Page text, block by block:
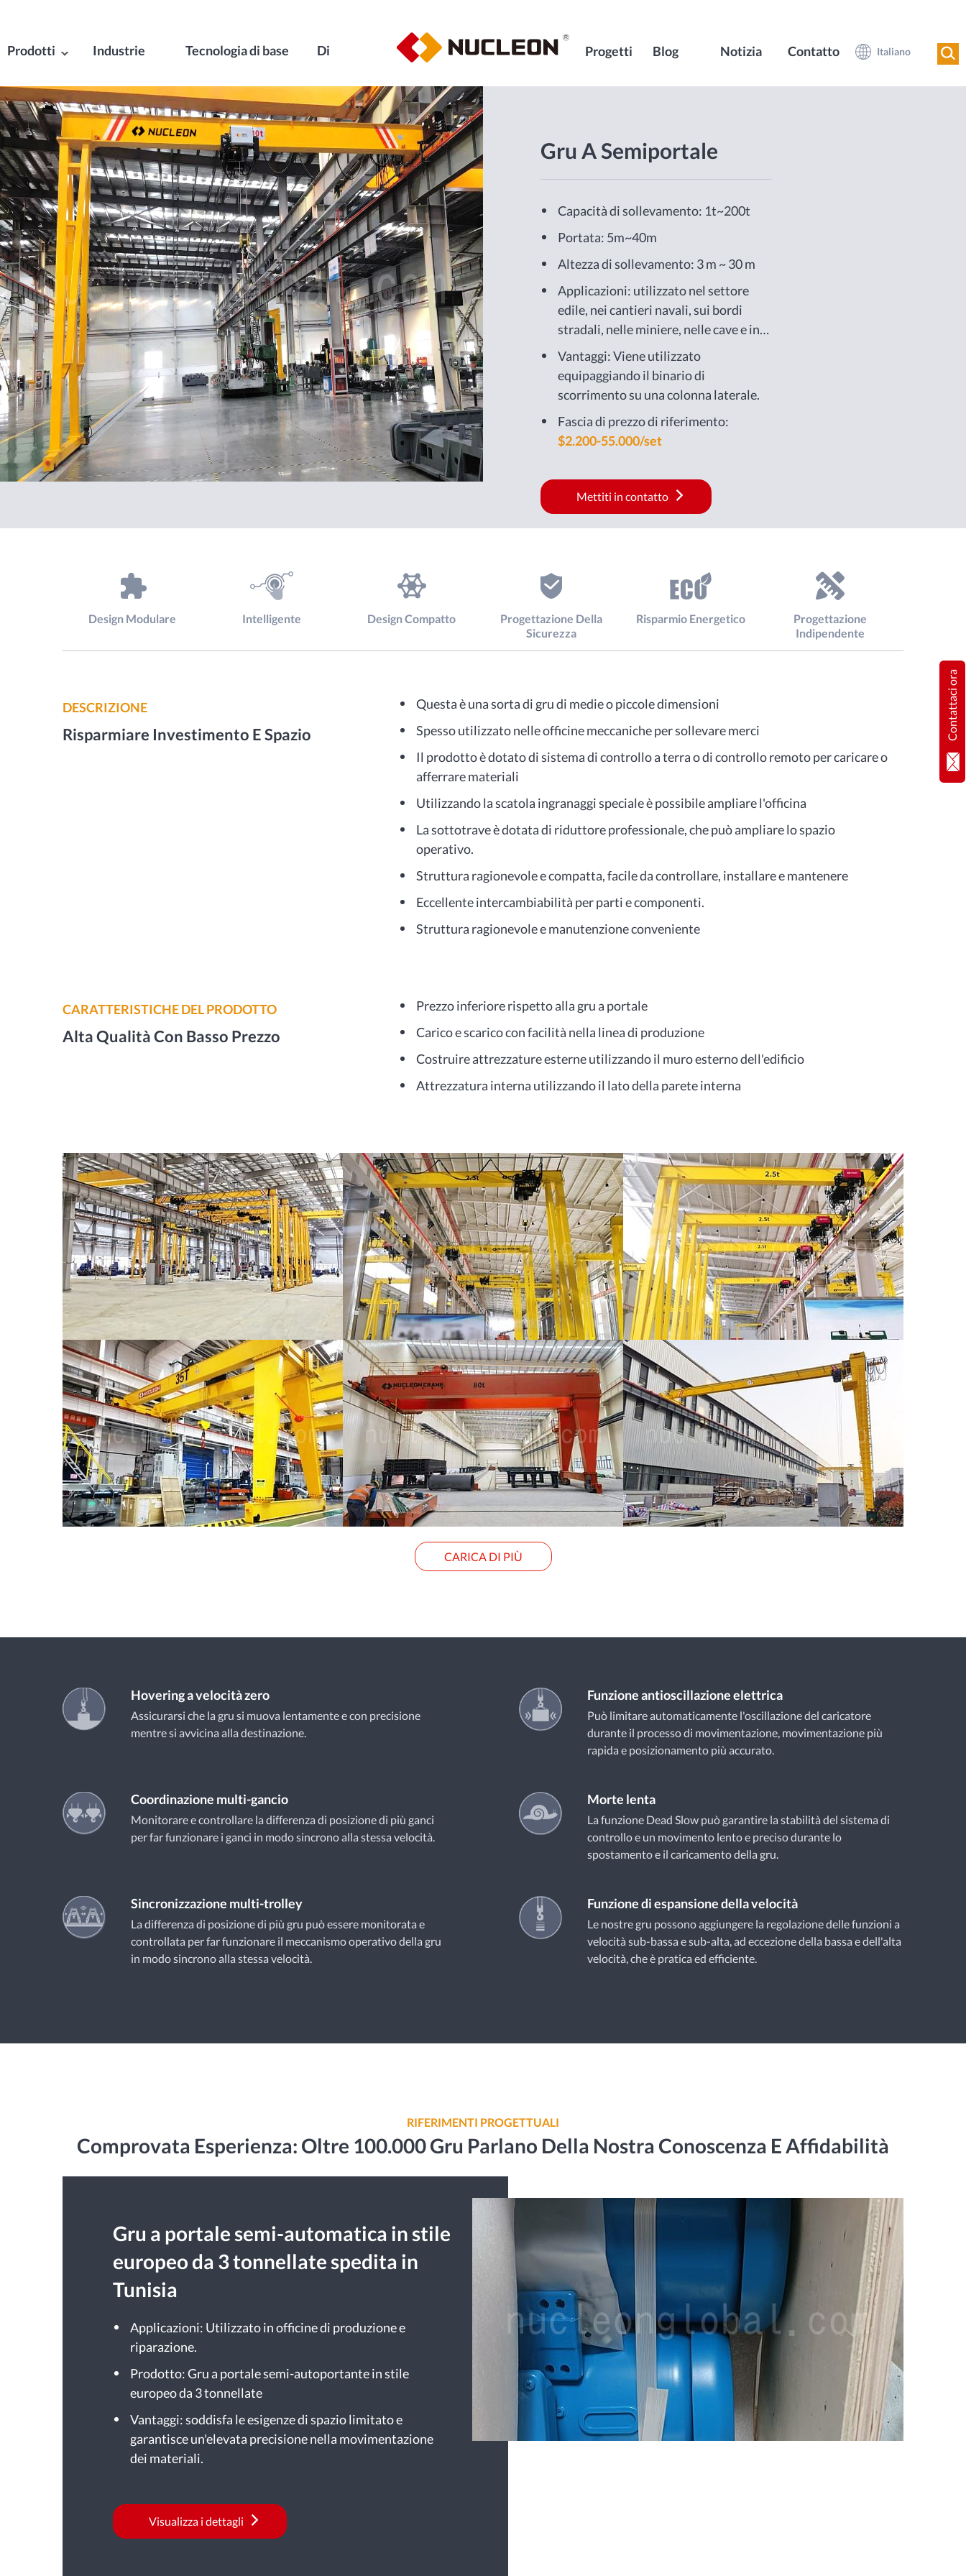
Prodotti Industrie Tecnologia di base Di Progetti Blog Notizia Contatto Italiano
Gru A Semiportale
Capacità di sollevamento: 1t~200t
Portata: 5m~40m
Altezza di sollevamento: 3 m ~ 30 m
Applicazioni: utilizzato nel settore
edile, nei cantieri navali, sui bordi
stradali, nelle miniere, nelle cave e in
molti altri settori
Vantaggi: Viene utilizzato
equipaggiando il binario di
scorrimento su una colonna laterale.
Fascia di prezzo di riferimento:
$2.200-55.000/set
Mettiti in contatto
Design Modulare Intelligente Design Compatto
Progettazione Della
Sicurezza
Risparmio Energetico
Progettazione
Indipendente
DESCRIZIONE
Risparmiare Investimento E Spazio
Questa è una sorta di gru di medie o piccole dimensioni
Spesso utilizzato nelle officine meccaniche per sollevare merci
Il prodotto è dotato di sistema di controllo a terra o di controllo remoto per caricare o
afferrare materiali
Utilizzando la scatola ingranaggi speciale è possibile ampliare l'officina
La sottotrave è dotata di riduttore professionale, che può ampliare lo spazio
operativo.
Struttura ragionevole e compatta, facile da controllare, installare e mantenere
Eccellente intercambiabilità per parti e componenti.
Struttura ragionevole e manutenzione conveniente
CARATTERISTICHE DEL PRODOTTO
Alta Qualità Con Basso Prezzo
Prezzo inferiore rispetto alla gru a portale
Carico e scarico con facilità nella linea di produzione
Costruire attrezzature esterne utilizzando il muro esterno dell'edificio
Attrezzatura interna utilizzando il lato della parete interna
CARICA DI PIÙ
Hovering a velocità zero
Assicurarsi che la gru si muova lentamente e con precisione
mentre si avvicina alla destinazione.
Funzione antioscillazione elettrica
Può limitare automaticamente l'oscillazione del caricatore
durante il processo di movimentazione, movimentazione più
rapida e posizionamento più accurato.
Coordinazione multi-gancio
Monitorare e controllare la differenza di posizione di più ganci
per far funzionare i ganci in modo sincrono alla stessa velocità.
Morte lenta
La funzione Dead Slow può garantire la stabilità del sistema di
controllo e un movimento lento e preciso durante lo
spostamento e il caricamento della gru.
Sincronizzazione multi-trolley
La differenza di posizione di più gru può essere monitorata e
controllata per far funzionare il meccanismo operativo della gru
in modo sincrono alla stessa velocità.
Funzione di espansione della velocità
Le nostre gru possono aggiungere la regolazione delle funzioni a
velocità sub-bassa e sub-alta, ad eccezione della bassa e dell'alta
velocità, che è pratica ed efficiente.
RIFERIMENTI PROGETTUALI
Comprovata Esperienza: Oltre 100.000 Gru Parlano Della Nostra Conoscenza E Affidabilità
Gru a portale semi-automatica in stile
europeo da 3 tonnellate spedita in
Tunisia
Applicazioni: Utilizzato in officine di produzione e
riparazione.
Prodotto: Gru a portale semi-autoportante in stile
europeo da 3 tonnellate
Vantaggi: soddisfa le esigenze di spazio limitato e
garantisce un'elevata precisione nella movimentazione
dei materiali.
Visualizza i dettagli
Contattaci ora